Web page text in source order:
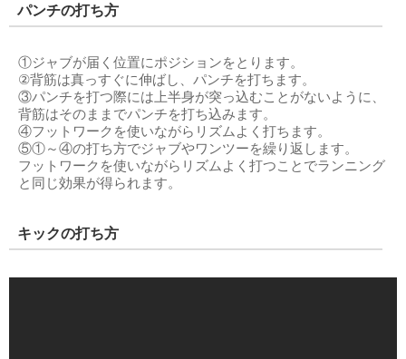
パンチの打ち方
①ジャブが届く位置にポジションをとります。
②背筋は真っすぐに伸ばし、パンチを打ちます。
③パンチを打つ際には上半身が突っ込むことがないように、
背筋はそのままでパンチを打ち込みます。
④フットワークを使いながらリズムよく打ちます。
⑤①～④の打ち方でジャブやワンツーを繰り返します。
フットワークを使いながらリズムよく打つことでランニング
と同じ効果が得られます。
キックの打ち方